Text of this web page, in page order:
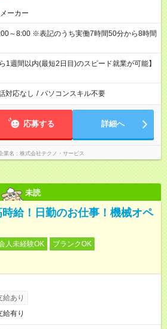
ーカー
7時間50分から8時間
1週間以内(最短2日目)のスピード就業が可能】
対応なし / パソコンスキル不要
応募する 詳細へ
業名 株式会社テクノ・サービス
未読
給！日勤のお仕事！機械オペ
人未経験OK
ブランクOK
給あり
給有り